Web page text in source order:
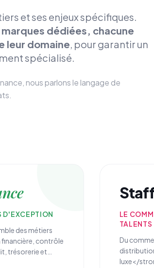
et ses enjeux spécifiques.
marques dédiées, chacune
leur domaine, pour garantir un
spécialisé.
nous parlons le langage de
D'EXCEPTION
des métiers
contrôle
trésorerie et
LE
TALENTS
Du
luxe</